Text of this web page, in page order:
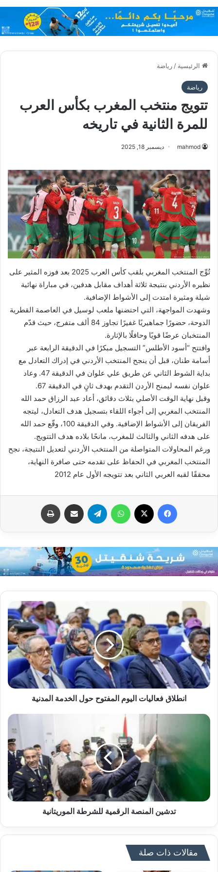
الرئيسية / رياضة
رياضة
تتويج منتخب المغرب بكأس العرب
للمرة الثانية في تاريخه
mahmod ديسمبر 18, 2025
تُوِّج المنتخب المغربي بلقب كأس العرب 2025 بعد فوزه المثير على
نظيره الأردني بنتيجة ثلاثة أهداف مقابل هدفين، في مباراة نهائية
شيلة ومثيرة امتدت إلى الأشواط الإضافية.
وشهدت المواجهة، التي احتضنها ملعب لوسيل في العاصمة القطرية
الدوحة، حضورًا جماهيريًا غفيرًا تجاوز 84 ألف متفرج، حيث قدّم
المنتخبان عرضًا قويًا وحافلًا بالإثارة.
وافتتح “أسود الأطلس” التسجيل مبكرًا في الدقيقة الرابعة عبر
أسامة طنان، قبل أن ينجح المنتخب الأردني في إدراك التعادل مع
بداية الشوط الثاني عن طريق علي علوان في الدقيقة 47. وعاد
علوان نفسه ليمنح الأردن التقدم بهدف ثانٍ في الدقيقة 67.
وقبل نهاية الوقت الأصلي بثلاث دقائق، أعاد عبد الرزاق حمد الله
المنتخب المغربي إلى أجواء اللقاء بتسجيل هدف التعادل، ليتجه
الفريقان إلى الأشواط الإضافية. وفي الدقيقة 100، وقّع حمد الله
على هدفه الثاني والثالث للمغرب، مانحًا بلاده هدف التتويج.
ورغم المحاولات المتواصلة من المنتخب الأردني لتعديل النتيجة، نجح
المنتخب المغربي في الحفاظ على تقدمه حتى صافرة النهاية،
محققًا لقبه العربي الثاني بعد تتويجه الأول عام 2012
فيسبوك واتساب تيلقرام مشاركة عبر البريد
انطلاق فعاليات اليوم المفتوح حول الخدمة المدنية
تدشين المنصة الرقمية للشرطة الموريتانية
مقالات ذات صلة